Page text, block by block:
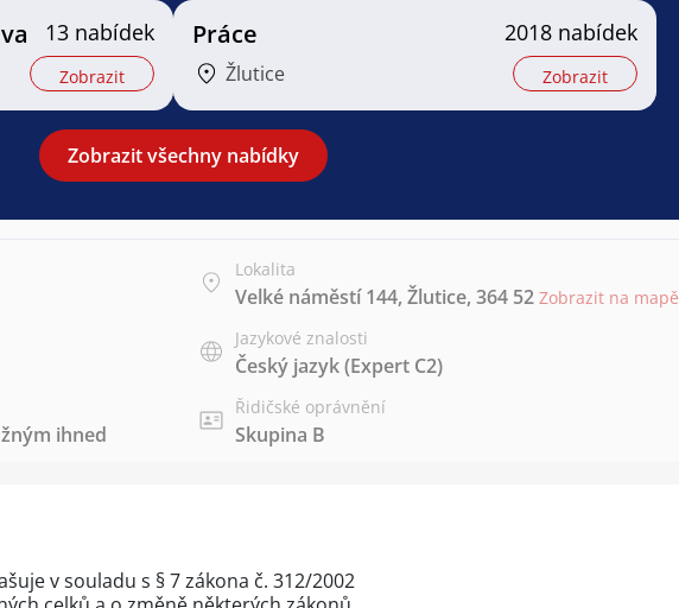
13 nabídek
Zobrazit
Práce
Žlutice
2018 nabídek
Zobrazit
Zobrazit všechny nabídky
Lokalita
Velké náměstí 144, Žlutice, 364 52 Zobrazit na mapě
Jazykové znalosti
Český jazyk(Expert C2)
ihned
Řidičské oprávnění
Skupina B
v souladu s § 7 zákona č. 312/2002